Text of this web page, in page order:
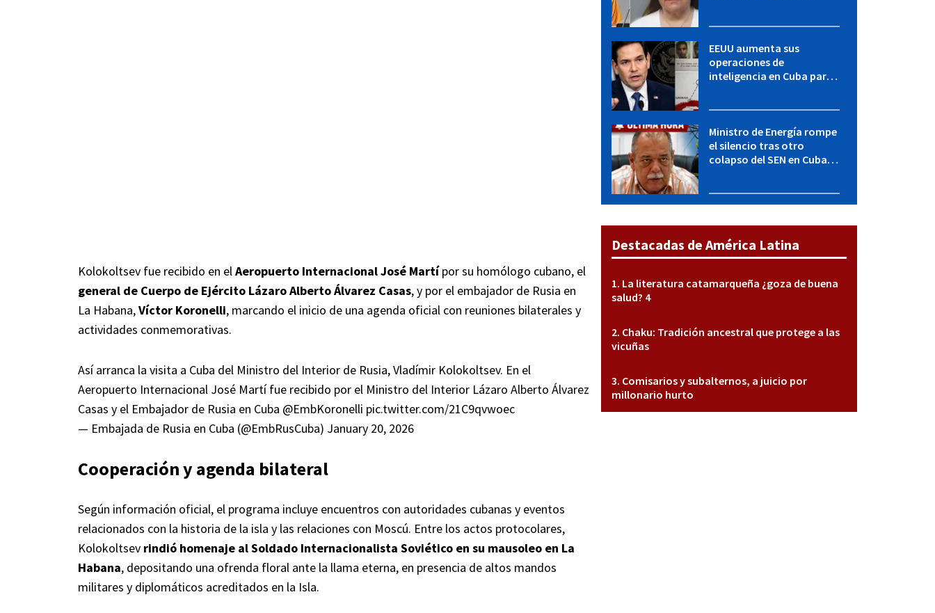
Kolokoltsev fue recibido en elAeropuerto Internacional José Martípor su homólogo cubano, el
general de Cuerpo de Ejército Lázaro Alberto Álvarez Casas, y por el embajador de Rusia en
La Habana,Víctor Koronelli, marcando el inicio de una agenda oficial con reuniones bilaterales y
actividades conmemorativas.
Así arranca la visita a Cuba del Ministro del Interior de Rusia, Vladímir Kolokoltsev. En el
Aeropuerto Internacional José Martí fue recibido por el Ministro del Interior Lázaro Alberto Álvarez
Casas y el Embajador de Rusia en Cuba @EmbKoronelli pic.twitter.com/21C9qvwoec
— Embajada de Rusia en Cuba (@EmbRusCuba) January 20, 2026
Cooperación y agenda bilateral
Según información oficial, el programa incluye encuentros con autoridades cubanas y eventos
relacionados con la historia de la isla y las relaciones con Moscú. Entre los actos protocolares,
Kolokoltsev rindió homenaje al Soldado Internacionalista Soviético en su mausoleo en La
Habana, depositando una ofrenda floral ante la llama eterna, en presencia de altos mandos
militares y diplomáticos acreditados en la Isla.
EEUU aumenta sus
operaciones de
inteligencia en Cuba para
Ministro de Energía rompe
el silencio tras otro
colapso del SEN en Cuba:
Destacadas de América Latina
La literatura catamarqueña ¿goza de buena
salud? 4
Chaku: Tradición ancestral que protege a las
vicuñas
Comisarios y subalternos, a juicio por
millonario hurto